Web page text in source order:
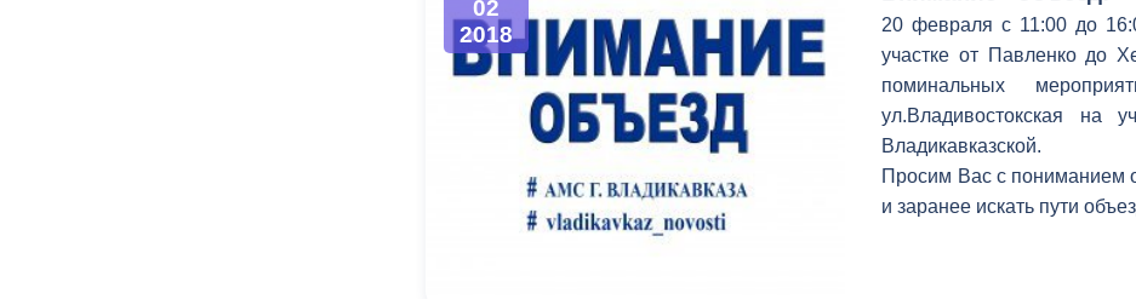
02
2018
20 февраля с 11:00 до
участке от Павленко до
поминальных
ул.Владивостокская на
Владикавказской.
Просим Вас с пониманием
и заранее искать пути